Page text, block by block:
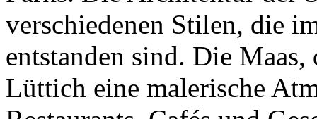
verschiedenen Stilen, die
entstanden sind. Die
Lüttich eine malerische